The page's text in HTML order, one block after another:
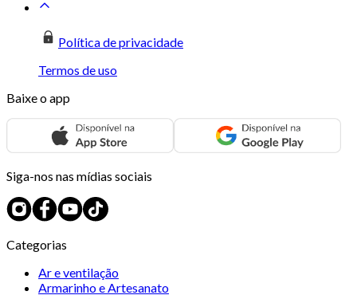
Política de privacidade
Termos de uso
Baixe o app
Siga-nos nas mídias sociais
Categorias
Ar e ventilação
Armarinho e Artesanato